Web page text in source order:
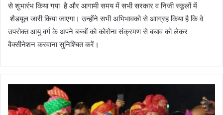
से शुभारंभ किया गया है और आगामी समय में सभी सरकार व निजी स्कूलों में
शैडयूल जारी किया जाएगा। उन्होंने सभी अभिभावको से आाग्रह किया है कि वे
उपरोक्त आयु वर्ग के अपने बच्चों को कोरोना संक्रमण से बचाव को लेकर
वैक्सीनेशन करवाना सुनिश्चित करें।